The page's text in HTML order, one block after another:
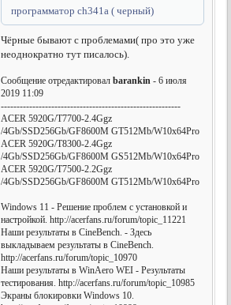
программатор ch341a ( черный)
Чёрные бывают с проблемами( про это уже
неоднократно тут писалось).
Сообщение отредактировалbarankin - 6 июля
2019 11:09
---------------------------------------------------------
ACER 5920G/T7700-2.4Ggz
/4Gb/SSD256Gb/GF8600M GT512Mb/W10x64Pro
ACER 5920G/T8300-2.4Ggz
/4Gb/SSD256Gb/GF8600M GS512Mb/W10x64Pro
ACER 5920G/T7500-2.2Ggz
/4Gb/SSD256Gb/GF8600M GT512Mb/W10x64Pro
Windows 11 - Решение проблем с установкой и
настройкой. http://acerfans.ru/forum/topic_11221
Наши результаты в CineBench. - Здесь
выкладываем результаты в CineBench.
http://acerfans.ru/forum/topic_10970
Наши результаты в WinAero WEI - Результаты
тестирования. http://acerfans.ru/forum/topic_10985
Экраны блокировки Windows 10.